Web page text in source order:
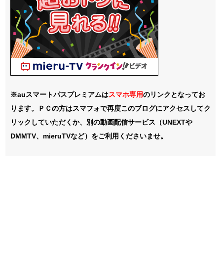
※auスマートパスプレミアムはスマホ専用のリンクとなってお
ります。ＰＣの方はスマフォで再度このブログにアクセスしてク
リックしていただくか、別の動画配信サービス（UNEXTや
DMMTV、mieruTVなど）をご利用くださいませ。